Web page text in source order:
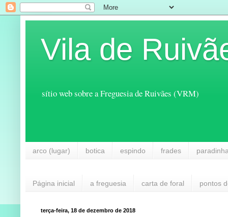
Vila de
sítio web sobre a Freguesia de Ruivães (VRM)
arco (lugar) botica espindo frades
Página inicial a freguesia carta de foral pontos
terça-feira, 18 de dezembro de 2018